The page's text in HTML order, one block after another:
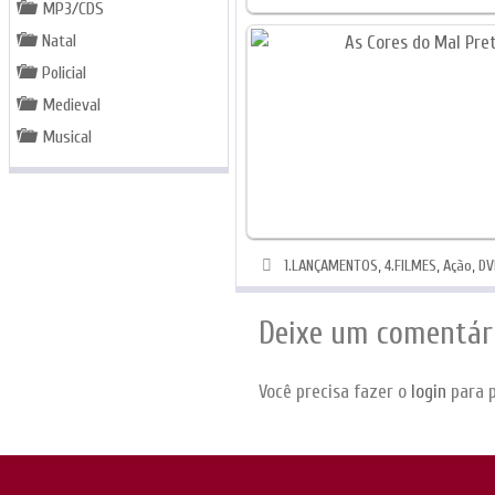
Categorias
1.LANÇAMENTOS,4.FILMES,Ação,
Deixe um
Você precisa fazer o login para
MP3/CDS
Natal
Policial
Medieval
Musical